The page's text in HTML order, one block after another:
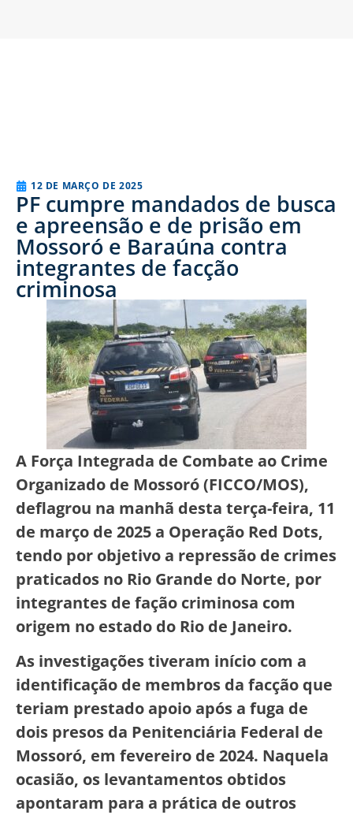
12 DE MARÇO DE 2025
PF cumpre mandados de busca
e apreensão e de prisão em
Mossoró e Baraúna contra
integrantes de facção
criminosa
A Força Integrada de Combate ao Crime
Organizado de Mossoró (FICCO/MOS),
deflagrou na manhã desta terça-feira, 11
de março de 2025 a Operação Red Dots,
tendo por objetivo a repressão de crimes
praticados no Rio Grande do Norte, por
integrantes de fação criminosa com
origem no estado do Rio de Janeiro.
As investigações tiveram início com a
identificação de membros da facção que
teriam prestado apoio após a fuga de
dois presos da Penitenciária Federal de
Mossoró, em fevereiro de 2024. Naquela
ocasião, os levantamentos obtidos
apontaram para a prática de outros